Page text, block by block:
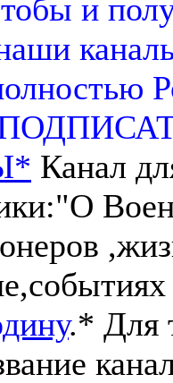
и
Канал
.* Для